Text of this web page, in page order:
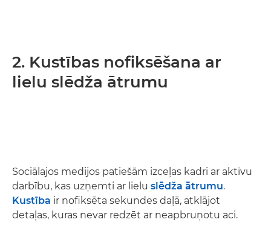
2. Kustības nofiksēšana ar
lielu slēdža ātrumu
Sociālajos medijos patiešām izceļas kadri ar aktīvu
darbību, kas uzņemti ar lielu slēdža ātrumu.
Kustība ir nofiksēta sekundes daļā, atklājot
detaļas, kuras nevar redzēt ar neapbruņotu aci.